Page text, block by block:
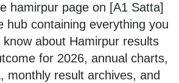
hamirpur page on [A1 Satta]
hub containing everything you
about Hamirpur results
for 2026, annual charts,
monthly result archives, and